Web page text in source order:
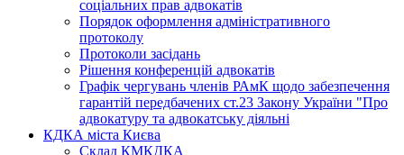
соціальних прав адвокатів
Порядок оформлення адміністративного
протоколу
Протоколи засідань
Рішення конференцій адвокатів
Графік чергувань членів РАмК щодо забезпечення
гарантій передбачених ст.23 Закону України "Про
адвокатуру та адвокатську діяльні
КДКА міста Києва
Склад КМКДКА